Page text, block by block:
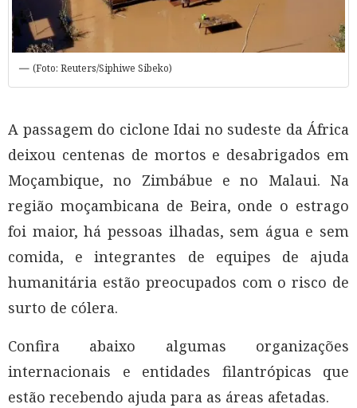
(Foto: Reuters/Siphiwe Sibeko)
A passagem do ciclone Idai no sudeste da África
deixou centenas de mortos e desabrigados em
Moçambique, no Zimbábue e no Malaui. Na
região moçambicana de Beira, onde o estrago
foi maior, há pessoas ilhadas, sem água e sem
comida, e integrantes de equipes de ajuda
humanitária estão preocupados com o risco de
surto de cólera.
Confira abaixo algumas organizações
internacionais e entidades filantrópicas que
estão recebendo ajuda para as áreas afetadas.